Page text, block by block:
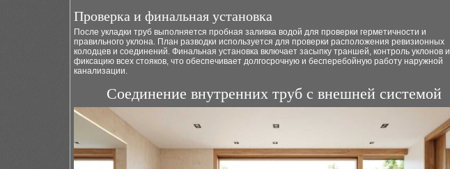
Проверка и финальная установка
После укладки труб выполняется пробная заливка водой для проверки герметичности и
правильного уклона. План разводки используется для проверки расположения ревизионных
колодцев и соединений. Финальная установка включает засыпку траншей, контроль уклонов и
фиксацию всех стояков, что обеспечивает долгосрочную и бесперебойную работу наружной
канализации.
Соединение внутренних труб с внешней системой